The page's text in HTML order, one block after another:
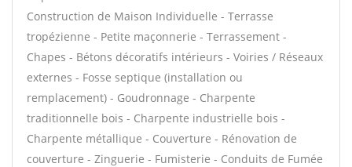
Construction de Maison Individuelle - Terrasse
tropézienne - Petite maçonnerie - Terrassement -
Chapes - Bétons décoratifs intérieurs - Voiries / Réseaux
externes - Fosse septique (installation ou
remplacement) - Goudronnage - Charpente
traditionnelle bois - Charpente industrielle bois -
Charpente métallique - Couverture - Rénovation de
couverture - Zinguerie - Fumisterie - Conduits de Fumée